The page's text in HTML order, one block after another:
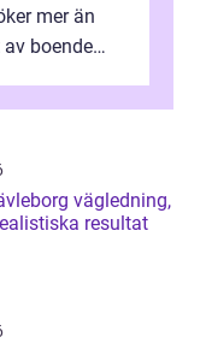
mer än
boende
vägledning,
resultat